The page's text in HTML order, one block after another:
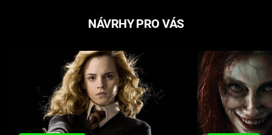
NÁVRHY PRO VÁS